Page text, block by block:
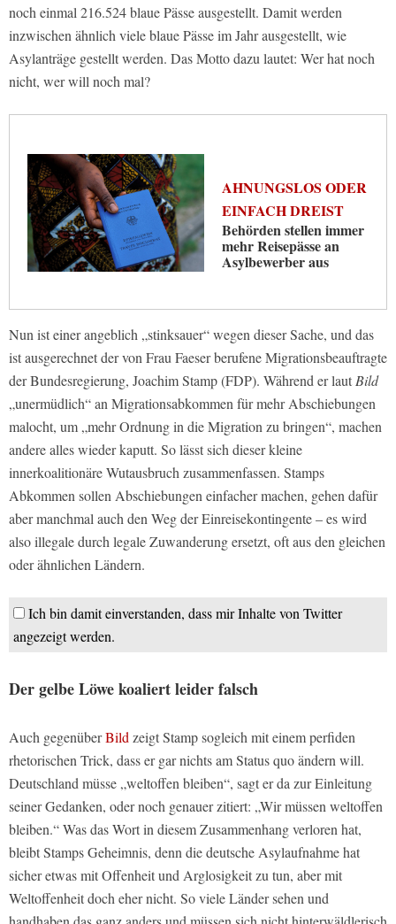
noch einmal 216.524 blaue Pässe ausgestellt. Damit werden
inzwischen ähnlich viele blaue Pässe im Jahr ausgestellt, wie
Asylanträge gestellt werden. Das Motto dazu lautet: Wer hat noch
nicht, wer will noch mal?
AHNUNGSLOS ODER
EINFACH DREIST
Behörden stellen immer
mehr Reisepässe an
Asylbewerber aus
Nun ist einer angeblich „stinksauer“ wegen dieser Sache, und das
ist ausgerechnet der von Frau Faeser berufene Migrationsbeauftragte
der Bundesregierung, Joachim Stamp (FDP). Während er laut Bild
„unermüdlich“ an Migrationsabkommen für mehr Abschiebungen
malocht, um „mehr Ordnung in die Migration zu bringen“, machen
andere alles wieder kaputt. So lässt sich dieser kleine
innerkoalitionäre Wutausbruch zusammenfassen. Stamps
Abkommen sollen Abschiebungen einfacher machen, gehen dafür
aber manchmal auch den Weg der Einreisekontingente – es wird
also illegale durch legale Zuwanderung ersetzt, oft aus den gleichen
oder ähnlichen Ländern.
Ich bin damit einverstanden, dass mir Inhalte von Twitter
angezeigt werden.
Der gelbe Löwe koaliert leider falsch
Auch gegenüberBild zeigt Stamp sogleich mit einem perfiden
rhetorischen Trick, dass er gar nichts am Status quo ändern will.
Deutschland müsse „weltoffen bleiben“, sagt er da zur Einleitung
seiner Gedanken, oder noch genauer zitiert: „Wir müssen weltoffen
bleiben.“ Was das Wort in diesem Zusammenhang verloren hat,
bleibt Stamps Geheimnis, denn die deutsche Asylaufnahme hat
sicher etwas mit Offenheit und Arglosigkeit zu tun, aber mit
Weltoffenheit doch eher nicht. So viele Länder sehen und